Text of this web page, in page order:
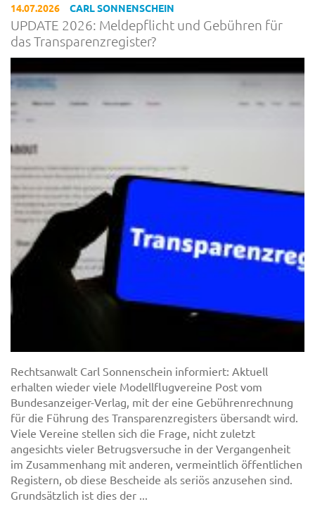
14.07.2026 CARL SONNENSCHEIN
UPDATE 2026: Meldepflicht und Gebühren für
das Transparenzregister?
Rechtsanwalt Carl Sonnenschein informiert: Aktuell
erhalten wieder viele Modellflugvereine Post vom
Bundesanzeiger-Verlag, mit der eine Gebührenrechnung
für die Führung des Transparenzregisters übersandt wird.
Viele Vereine stellen sich die Frage, nicht zuletzt
angesichts vieler Betrugsversuche in der Vergangenheit
im Zusammenhang mit anderen, vermeintlich öffentlichen
Registern, ob diese Bescheide als seriös anzusehen sind.
Grundsätzlich ist dies der ...